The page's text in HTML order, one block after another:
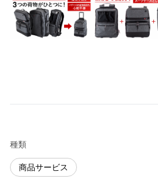
種類
商品サービス